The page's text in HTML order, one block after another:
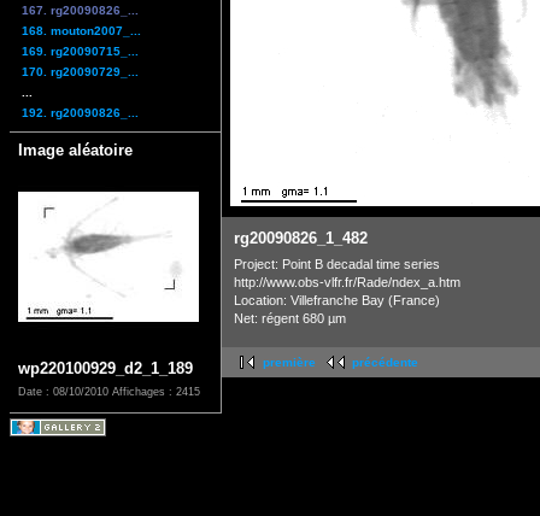
167. rg20090826_...
168. mouton2007_...
169. rg20090715_...
170. rg20090729_...
192. rg20090826_...
Image aléatoire
wp220100929_d2_1_189
Date : 08/10/2010 Affichages : 2415
rg20090826_1_482
Project: Point B decadal time series
http://www.obs-vlfr.fr/Rade/ndex_a.htm
Location: Villefranche Bay (France)
Net: régent 680 µm
première précédente